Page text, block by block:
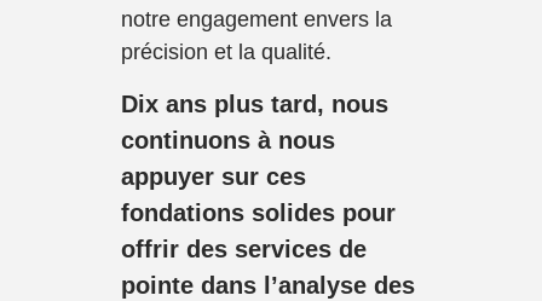
notre engagement envers la
précision et la qualité.
Dix ans plus tard, nous
continuons à nous
appuyer sur ces
fondations solides pour
offrir des services de
pointe dans l’analyse des